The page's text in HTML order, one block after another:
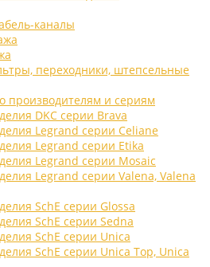
каналы
переходники, штепсельные
производителям и сериям
DKC серии Brava
Legrand серии Celiane
Legrand серии Etika
Legrand серии Mosaic
Legrand серии Valena, Valena
SchE серии Glossa
SchE серии Sedna
SchE серии Unica
SchE серии Unica Top, Unica